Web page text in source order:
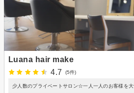
Luana hair make
4.7
(5件)
少人数のプライベートサロン☆一人一人のお客様を大